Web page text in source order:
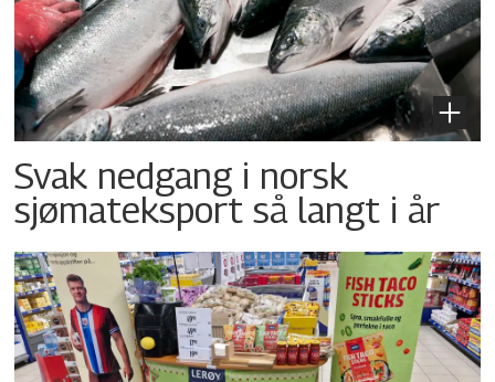
Svak nedgang i norsk
sjømateksport så langt i år